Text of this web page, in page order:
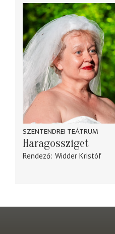
SZENTENDREI TEÁTRUM
Haragossziget
Rendező Widder Kristóf